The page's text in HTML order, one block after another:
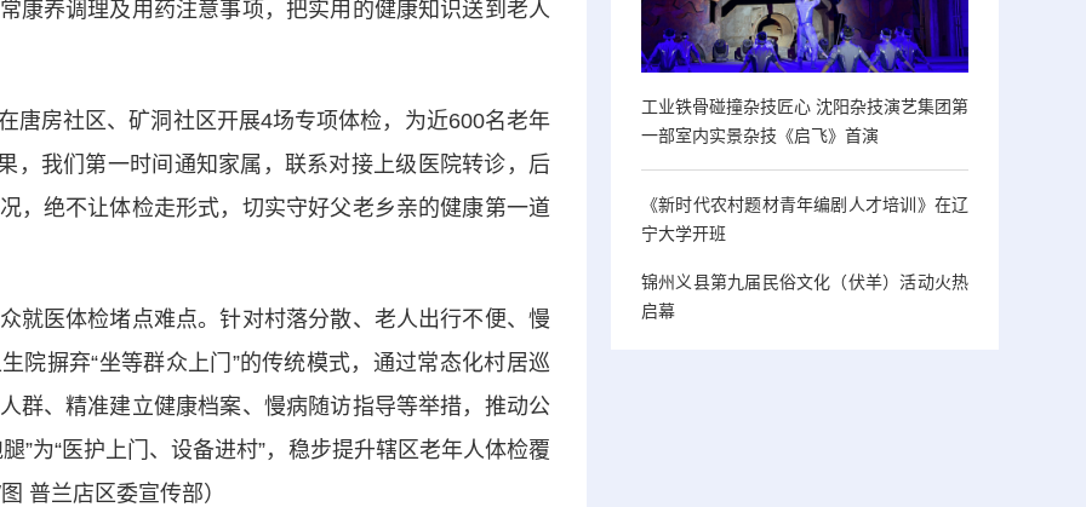
康养调理及用药注意事项，把实用的健康知识送到老人
房社区、矿洞社区开展4场专项体检，为近600名老年
，我们第一时间通知家属，联系对接上级医院转诊，后
，绝不让体检走形式，切实守好父老乡亲的健康第一道
医体检堵点难点。针对村落分散、老人出行不便、慢
院摒弃“坐等群众上门”的传统模式，通过常态化村居巡
群、精准建立健康档案、慢病随访指导等举措，推动公
”为“医护上门、设备进村”，稳步提升辖区老年人体检覆
普兰店区委宣传部）
工业铁骨碰撞杂技匠心 沈阳杂技演艺集团第
一部室内实景杂技《启飞》首演
《新时代农村题材青年编剧人才培训》在辽
宁大学开班
锦州义县第九届民俗文化（伏羊）活动火热
启幕